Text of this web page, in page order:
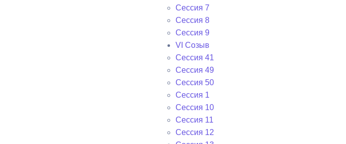
Сессия 7
Сессия 8
Сессия 9
VI Cозыв
Cессия 41
Cессия 49
Cессия 50
Сессия 1
Сессия 10
Сессия 11
Сессия 12